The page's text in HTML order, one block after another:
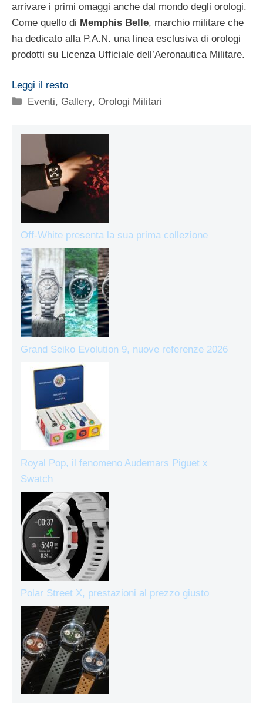
arrivare i primi omaggi anche dal mondo degli orologi.
Come quello di Memphis Belle, marchio militare che
ha dedicato alla P.A.N. una linea esclusiva di orologi
prodotti su Licenza Ufficiale dell’Aeronautica Militare.
Leggi il resto
Categorie
Eventi, Gallery,Orologi Militari
Off-White presenta la sua prima collezione
Grand Seiko Evolution 9, nuove referenze 2026
Royal Pop, il fenomeno Audemars Piguet x
Swatch
Polar Street X, prestazioni al prezzo giusto